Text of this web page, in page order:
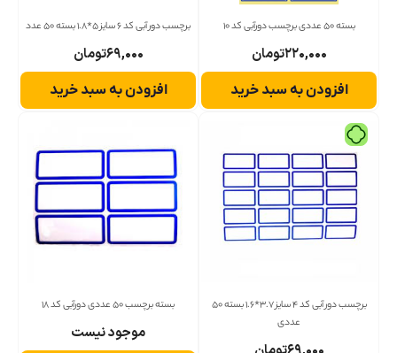
بسته 50 عددی برچسب دورآبی کد 10
۲۲۰,۰۰۰تومان
افزودن به سبد خرید
برچسب دور آبی کد 6 سایز 5*1.8 بسته 50 عدد
۶۹,۰۰۰تومان
افزودن به سبد خرید
برچسب دور آبی کد 4 سایز 3.7*1.6 بسته 50
عددی
بسته برچسب 50 عددی دورآبی کد 18
موجود نیست